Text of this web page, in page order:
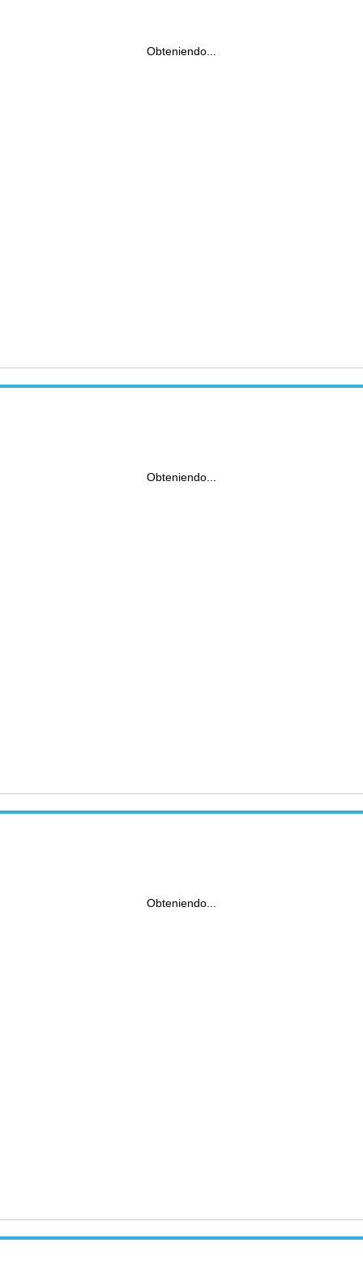
Obteniendo...
Obteniendo...
Obteniendo...